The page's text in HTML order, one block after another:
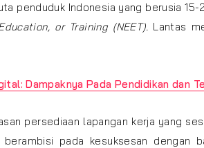
penduduk Indonesia yang berusia
or Training (NEET).Lantas
Dampaknya Pada Pendidikan dan
persediaan lapangan kerja yang
pada kesuksesan dengan